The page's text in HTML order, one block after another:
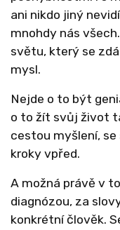
ani nikdo jiný
mnohdy nás
světu, který se
mysl.
Nejde o to být
o to žít svůj život
cestou myšlení,
kroky vpřed.
A možná právě v
diagnózou, za
konkrétní člověk.